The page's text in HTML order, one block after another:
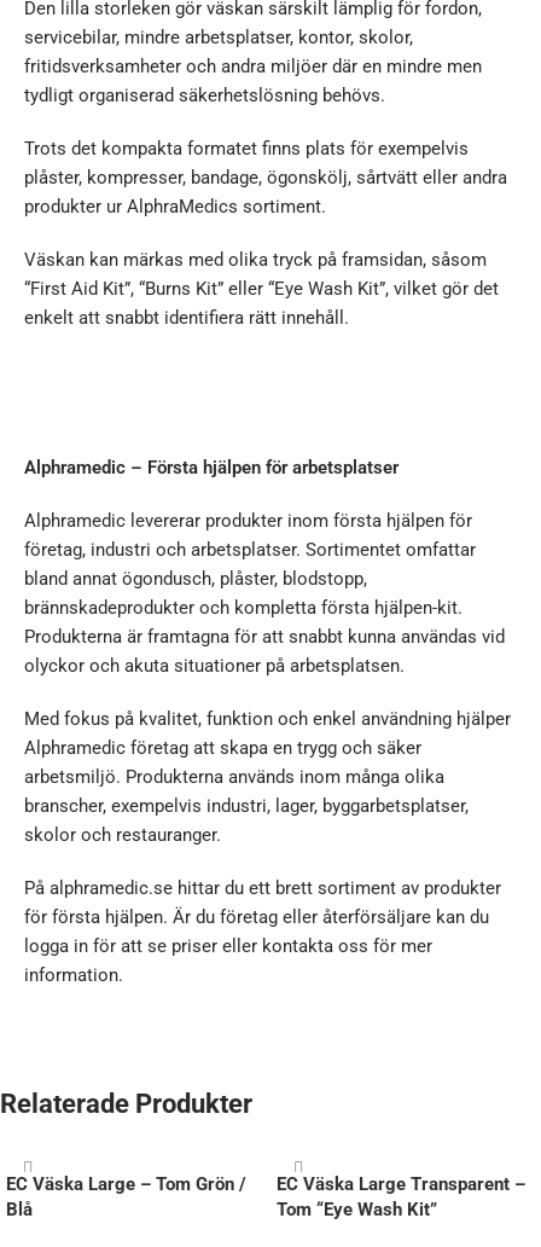
Den lilla storleken gör väskan särskilt lämplig för fordon,
servicebilar, mindre arbetsplatser, kontor, skolor,
fritidsverksamheter och andra miljöer där en mindre men
tydligt organiserad säkerhetslösning behövs.
Trots det kompakta formatet finns plats för exempelvis
plåster, kompresser, bandage, ögonskölj, sårtvätt eller andra
produkter ur AlphraMedics sortiment.
Väskan kan märkas med olika tryck på framsidan, såsom
“First Aid Kit”, “Burns Kit” eller “Eye Wash Kit”, vilket gör det
enkelt att snabbt identifiera rätt innehåll.
Alphramedic – Första hjälpen för arbetsplatser
Alphramedic levererar produkter inom första hjälpen för
företag, industri och arbetsplatser. Sortimentet omfattar
bland annat ögondusch, plåster, blodstopp,
brännskadeprodukter och kompletta första hjälpen-kit.
Produkterna är framtagna för att snabbt kunna användas vid
olyckor och akuta situationer på arbetsplatsen.
Med fokus på kvalitet, funktion och enkel användning hjälper
Alphramedic företag att skapa en trygg och säker
arbetsmiljö. Produkterna används inom många olika
branscher, exempelvis industri, lager, byggarbetsplatser,
skolor och restauranger.
På alphramedic.se hittar du ett brett sortiment av produkter
för första hjälpen. Är du företag eller återförsäljare kan du
logga in för att se priser eller kontakta oss för mer
information.
Relaterade Produkter
EC Väska Large – Tom Grön /
Blå
EC Väska Large Transparent –
Tom “Eye Wash Kit”